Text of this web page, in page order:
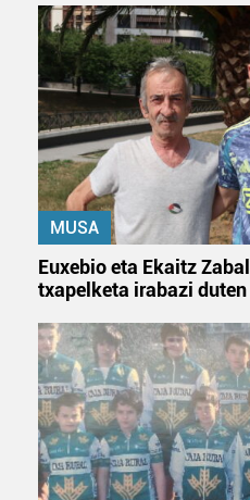
MUSA
Euxebio eta Ekaitz
txapelketa irabazi